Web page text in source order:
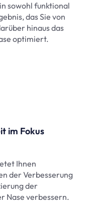
sowohl funktional
das Sie von
hinaus das
optimiert.
im Fokus
Ihnen
der Verbesserung
der
Nase verbessern.